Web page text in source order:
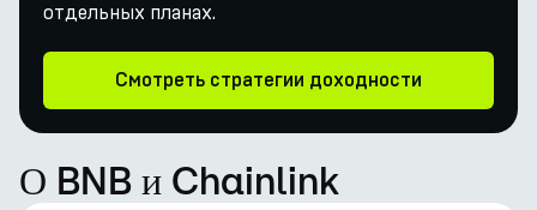
отдельных планах.
Смотреть стратегии доходности
О BNB и Chainlink